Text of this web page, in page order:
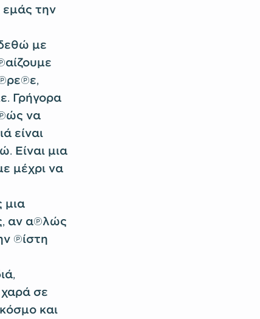
εμάς την
με
Γρήγορα
να
είναι
Είναι μια
μέχρι να
μια
αν απλώς
πίστη
σε
και